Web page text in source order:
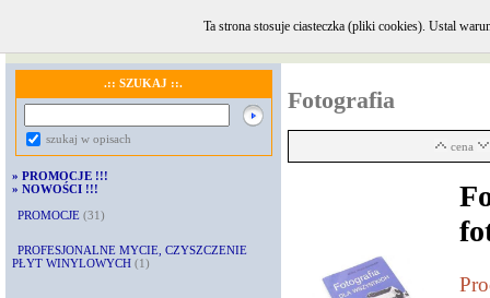
REGULAMIN · KOMENTARZE
.:: SZUKAJ ::.
szukaj w opisach
» PROMOCJE !!!
» NOWOŚCI !!!
PROMOCJE (31)
PROFESJONALNE MYCIE, CZYSZCZENIE
PŁYT WINYLOWYCH (1)
Fotografia
cena
Ta strona stosuje ciasteczka (pliki cookies). Ustal